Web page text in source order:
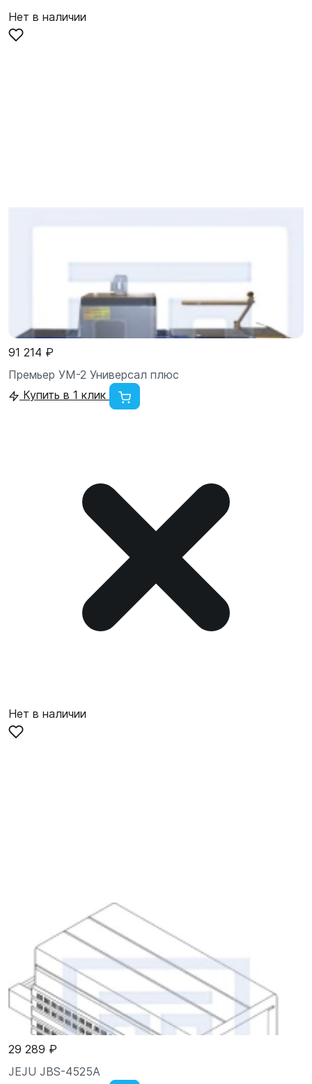
Нет в наличии
91 214 ₽
Премьер УМ-2 Универсал плюс
Купить в 1 клик
Нет в наличии
29 289 ₽
JEJU JBS-4525A